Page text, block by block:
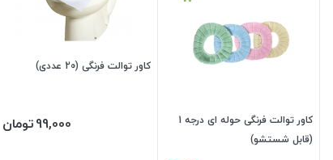
کاور توالت فرنگی حوله ای درجه 1
(قابل شستشو)
کاور توالت فرنگی (20 عددی)
99,000تومان